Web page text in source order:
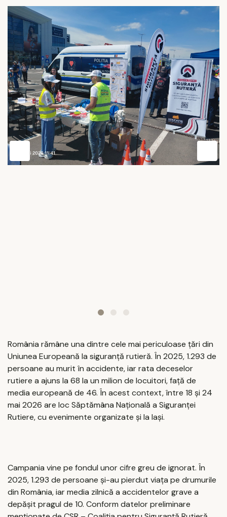
România rămâne una dintre cele mai periculoase țări din
Uniunea Europeană la siguranță rutieră. În 2025, 1.293 de
persoane au murit în accidente, iar rata deceselor
rutiere a ajuns la 68 la un milion de locuitori, față de
media europeană de 46. În acest context, între 18 și 24
mai 2026 are loc Săptămâna Națională a Siguranței
Rutiere, cu evenimente organizate și la Iași.
Campania vine pe fondul unor cifre greu de ignorat. În
2025, 1.293 de persoane și-au pierdut viața pe drumurile
din România, iar media zilnică a accidentelor grave a
depășit pragul de 10. Conform datelor preliminare